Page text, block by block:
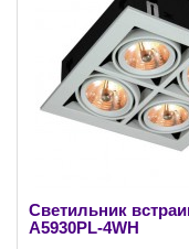
Светильник
A5930PL-4WH